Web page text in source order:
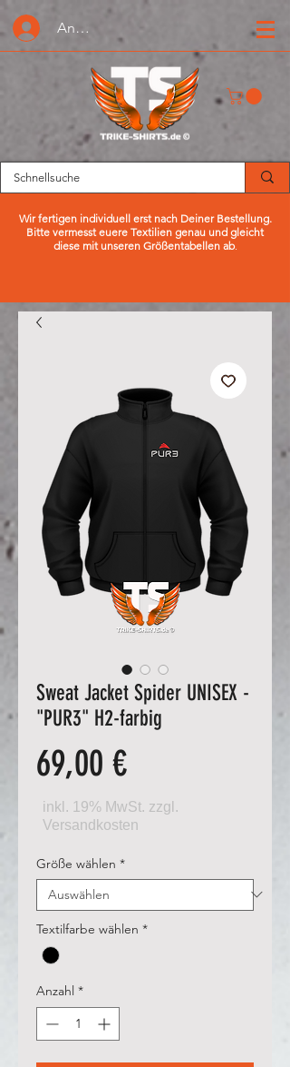
Anmelden oder Registrieren
Wir fertigen individuell erst nach Deiner Bestellung.
Bitte vermesst euere Textilien genau und gleicht
diese mit unseren Größentabellen ab.
Sweat Jacket Spider UNISEX -
"PUR3" H2-farbig
69,00 €Preis
Größe wählen *
Textilfarbe wählen *
Anzahl *